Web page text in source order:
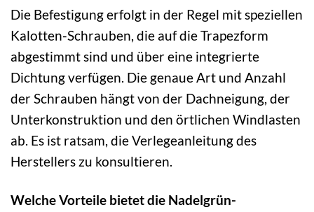
Die Befestigung erfolgt in der Regel mit speziellen
Kalotten-Schrauben, die auf die Trapezform
abgestimmt sind und über eine integrierte
Dichtung verfügen. Die genaue Art und Anzahl
der Schrauben hängt von der Dachneigung, der
Unterkonstruktion und den örtlichen Windlasten
ab. Es ist ratsam, die Verlegeanleitung des
Herstellers zu konsultieren.
Welche Vorteile bietet die Nadelgrün-